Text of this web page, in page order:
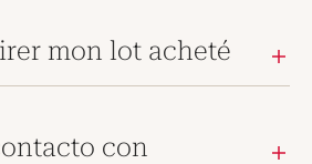
mon lot acheté
con